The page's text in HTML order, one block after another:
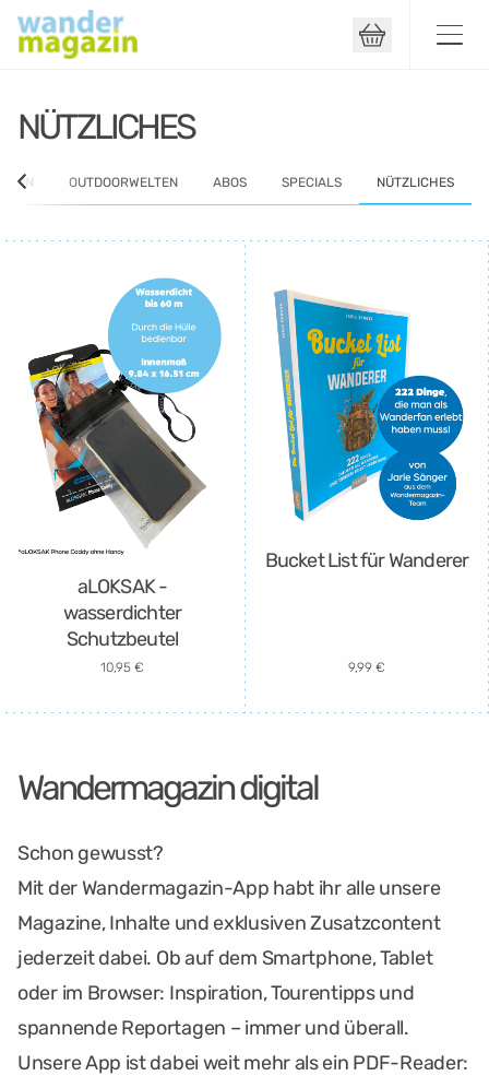
Kontakt
Kündigung
NÜTZLICHES
OUTDOORWELTEN ABOS SPECIALS NÜTZLICHES
aLOKSAK -
wasserdichter
Schutzbeutel
10,95 €
Bucket List für Wanderer
9,99 €
Wandermagazin digital
Schon gewusst?
Mit der Wandermagazin-App habt ihr alle unsere
Magazine, Inhalte und exklusiven Zusatzcontent
jederzeit dabei. Ob auf dem Smartphone, Tablet
oder im Browser: Inspiration, Tourentipps und
spannende Reportagen – immer und überall.
Unsere App ist dabei weit mehr als ein PDF-Reader: